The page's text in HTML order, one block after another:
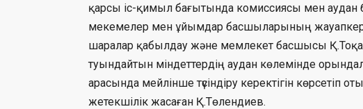
қарсы іс-қимыл бағытында комиссиясы мен
мекемелер мен ұйымдар басшыларының
шаралар қабылдау және мемлекет басшысы
туындайтын міндеттердің аудан көлемінде
арасында мейлінше түсіндіру керектігін көрсетіп
жетекшілік жасаған Қ.Төлендиев.